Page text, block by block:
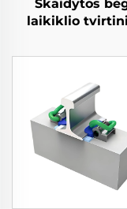
Skaidytos
laikiklio